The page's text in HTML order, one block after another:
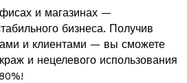
и магазинах —
бизнеса. Получив
и клиентами — вы сможете
и нецелевого использования